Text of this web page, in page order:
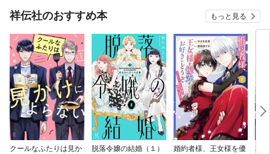
祥伝社のおすすめ本 もっと見る
クールなふたりは見か 脱落令嬢の結婚（１） 婚約者様、王女様を優 私